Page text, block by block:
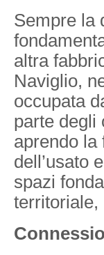
Sempre la
altra
Naviglio,
occupata
parte degli
aprendo la
dell’usato
spazi
territoriale,